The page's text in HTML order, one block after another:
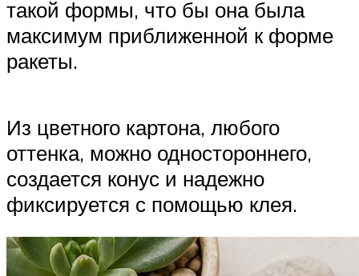
такой формы, что бы она была
максимум приближенной к форме
ракеты.
Из цветного картона, любого
оттенка, можно одностороннего,
создается конус и надежно
фиксируется с помощью клея.